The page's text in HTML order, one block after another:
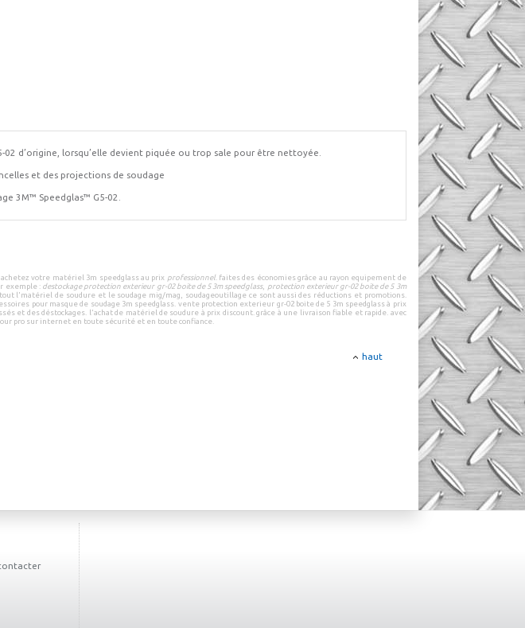
d’origine, lorsqu’elle devient piquée ou trop sale pour être nettoyée.
et des projections de soudage
3M™ Speedglas™ G5-02.
achetez votre matériel 3m speedglassau prix professionnel. faites des économies grâce au rayon equipement de
exemple : destockage protection exterieur gr-02 boite de 5 3m speedglass, protection exterieur gr-02 boite de 5 3m
l'matériel de soudure et le soudage mig/mag, soudageoutillage ce sont aussi des réductions et promotions.
pour masque de soudage 3m speedglass. vente protection exterieur gr-02 boite de 5 3m speedglass à prix
et desdéstockages. l'achat de matériel de soudure à prix discount.grâce à une livraison fiable et rapide. avec
pro sur internet en toute sécurité et en toute confiance.
haut